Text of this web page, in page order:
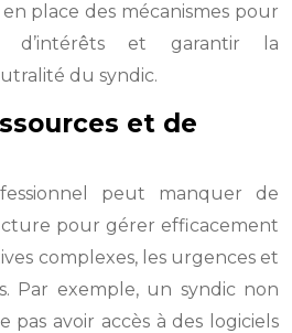
place des mécanismes pour
d’intérêts et garantir la
du syndic.
et de
peut manquer de
pour gérer efficacement
complexes, les urgences et
Par exemple, un syndic non
pas avoir accès à des logiciels